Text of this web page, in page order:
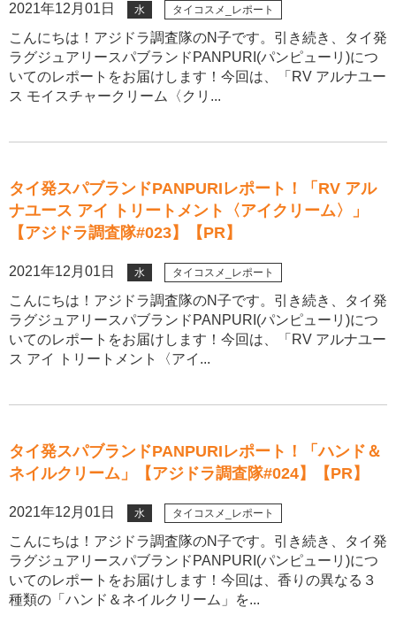
2021年12月01日 水 タイコスメ_レポート
こんにちは！アジドラ調査隊のN子です。引き続き、タイ発
ラグジュアリースパブランドPANPURI(パンピューリ)につ
いてのレポートをお届けします！今回は、「RV アルナユー
ス モイスチャークリーム〈クリ...
タイ発スパブランドPANPURIレポート！「RV アル
ナユース アイ トリートメント〈アイクリーム〉」
【アジドラ調査隊#023】【PR】
2021年12月01日 水 タイコスメ_レポート
こんにちは！アジドラ調査隊のN子です。引き続き、タイ発
ラグジュアリースパブランドPANPURI(パンピューリ)につ
いてのレポートをお届けします！今回は、「RV アルナユー
ス アイ トリートメント〈アイ...
タイ発スパブランドPANPURIレポート！「ハンド＆
ネイルクリーム」【アジドラ調査隊#024】【PR】
2021年12月01日 水 タイコスメ_レポート
こんにちは！アジドラ調査隊のN子です。引き続き、タイ発
ラグジュアリースパブランドPANPURI(パンピューリ)につ
いてのレポートをお届けします！今回は、香りの異なる３
種類の「ハンド＆ネイルクリーム」を...